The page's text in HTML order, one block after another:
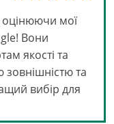
оцінюючи мої
Вони
якості та
та
вибір для